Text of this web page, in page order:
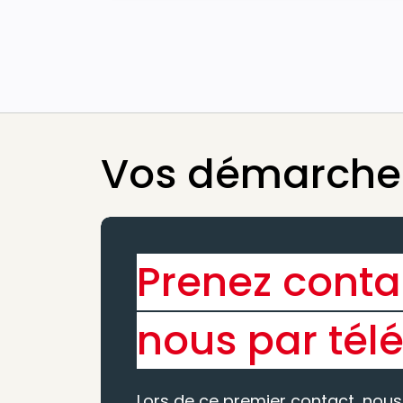
Vos
Prenez
nous par